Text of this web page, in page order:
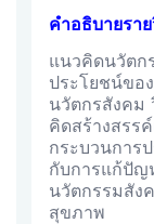
คำอธิบายรา
แนวคิดนวัตก
ประโยชน์ขอ
นวัตกรสังคม
คิดสร้างสรร
กระบวนการ
กับการแก้ปั
นวัตกรรมสัง
สุขภาพ